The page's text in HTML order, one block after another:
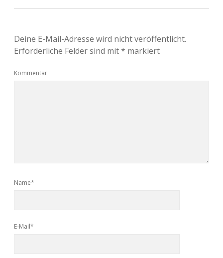
Deine E-Mail-Adresse wird nicht veröffentlicht.
Erforderliche Felder sind mit* markiert
Kommentar
Name*
E-Mail*